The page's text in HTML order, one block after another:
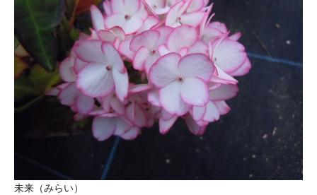
未来（みらい）